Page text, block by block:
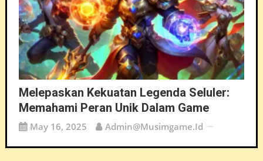
Melepaskan Kekuatan Legenda Seluler:
Memahami Peran Unik Dalam Game
May 16, 2025 Admin@musimgame.id